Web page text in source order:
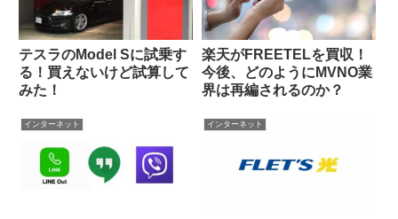
テスラのModel Sに試乗す
る！買えないけど試算して
みた！
楽天がFREETELを買収！
今後、どのようにMVNO業
界は再編されるのか？
インターネット インターネット